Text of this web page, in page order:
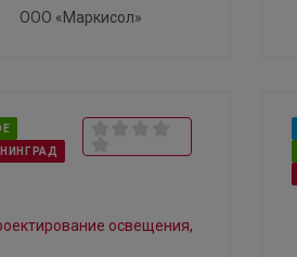
ООО «Маркисол»